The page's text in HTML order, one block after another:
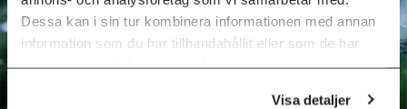
Dessa kan i sin tur kombinera informationen med annan
information som du har tillhandahållit eller som de har
samlat in när du har använt deras tjänster.
Visa detaljer